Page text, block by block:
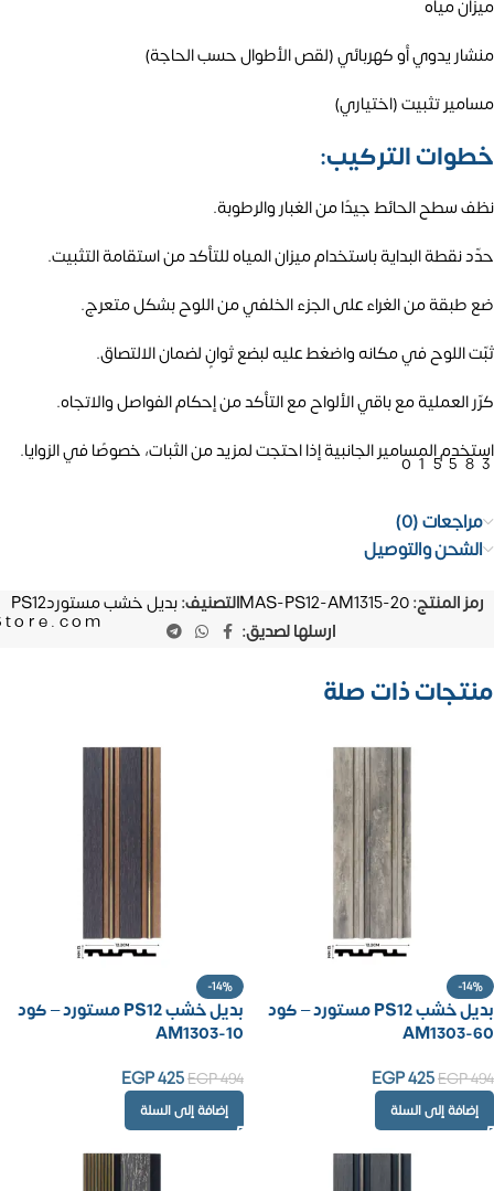
ميزان مياه
منشار يدوي أو كهربائي (لقص الأطوال حسب الحاجة)
مسامير تثبيت (اختياري)
خطوات التركيب:
نظف سطح الحائط جيدًا من الغبار والرطوبة.
حدّد نقطة البداية باستخدام ميزان المياه للتأكد من استقامة التثبيت.
ضع طبقة من الغراء على الجزء الخلفي من اللوح بشكل متعرج.
ثبّت اللوح في مكانه واضغط عليه لبضع ثوانٍ لضمان الالتصاق.
كرّر العملية مع باقي الألواح مع التأكد من إحكام الفواصل والاتجاه.
استخدم المسامير الجانبية إذا احتجت لمزيد من الثبات، خصوصًا في الزوايا.
مراجعات (0)
الشحن والتوصيل
رمز المنتج:MAS-PS12-AM1315-20التصنيف:بديل خشب مستوردPS12
ارسلها لصديق:
منتجات ذات صلة
-14%
بديل خشب PS12 مستورد – كود
AM1303-60
EGP494
EGP425
إضافة إلى السلة
-14%
بديل خشب PS12 مستورد – كود
AM1303-10
EGP494
EGP425
إضافة إلى السلة